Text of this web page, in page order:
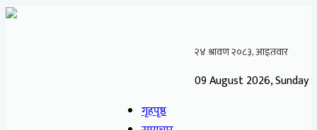
09 August 2026, Sunday
गृहपृष्ठ